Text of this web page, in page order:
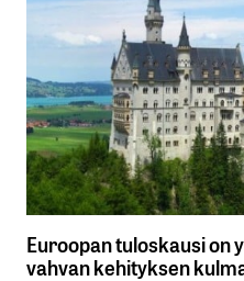
Euroopan tuloskausi on
vahvan kehityksen